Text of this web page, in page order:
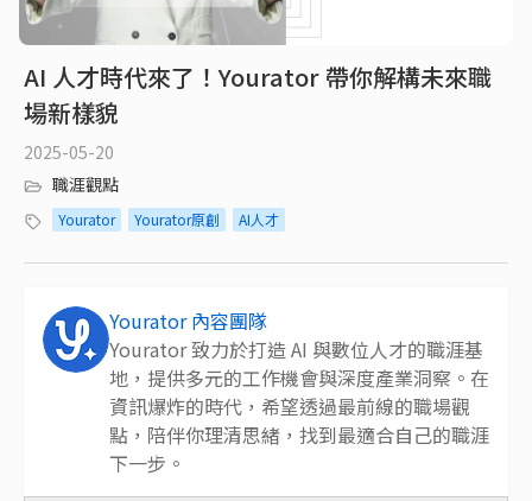
AI 人才時代來了！Yourator 帶你解構未來職
場新樣貌
2025-05-20
職涯觀點
Yourator Yourator原創 AI人才
Yourator 內容團隊
Yourator 致力於打造 AI 與數位人才的職涯基
地，提供多元的工作機會與深度產業洞察。在
資訊爆炸的時代，希望透過最前線的職場觀
點，陪伴你理清思緒，找到最適合自己的職涯
下一步。